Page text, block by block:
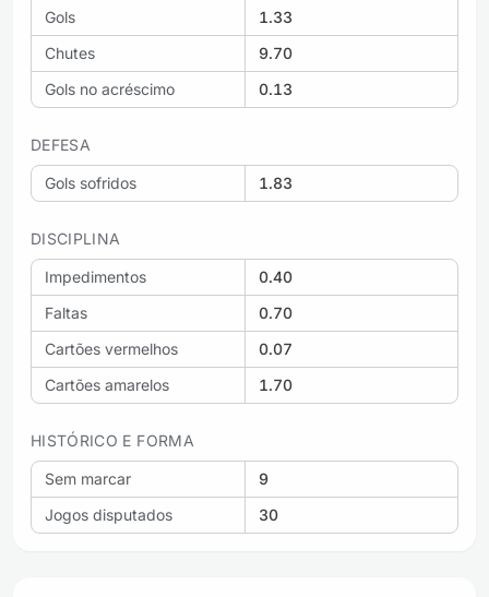
Gols
1.33
Chutes
9.70
Gols no acréscimo
0.13
DEFESA
Gols sofridos 1.83
DISCIPLINA
Impedimentos
0.40
Faltas
0.70
Cartões vermelhos
0.07
Cartões amarelos
1.70
HISTÓRICO E FORMA
Sem marcar
9
Jogos disputados
30